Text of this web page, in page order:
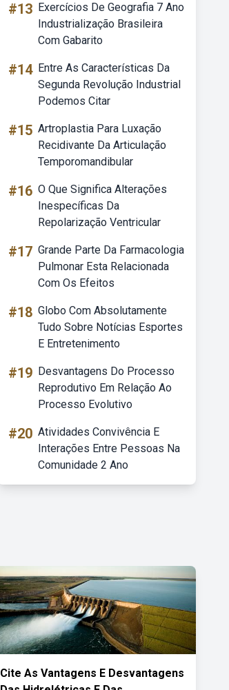
#13 Exercícios De Geografia 7 Ano
Industrialização Brasileira
Com Gabarito
#14 Entre As Características Da
Segunda Revolução Industrial
Podemos Citar
#15 Artroplastia Para Luxação
Recidivante Da Articulação
Temporomandibular
#16 O Que Significa Alterações
Inespecíficas Da
Repolarização Ventricular
#17 Grande Parte Da Farmacologia
Pulmonar Esta Relacionada
Com Os Efeitos
#18 Globo Com Absolutamente
Tudo Sobre Notícias Esportes
E Entretenimento
#19 Desvantagens Do Processo
Reprodutivo Em Relação Ao
Processo Evolutivo
#20 Atividades Convivência E
Interações Entre Pessoas Na
Comunidade 2 Ano
Cite As Vantagens E Desvantagens